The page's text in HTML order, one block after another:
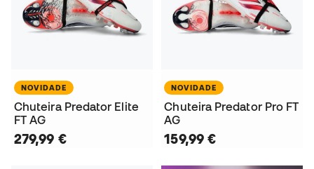
NOVIDADE
Chuteira Predator Elite
FT AG
279,99 €
NOVIDADE
Chuteira Predator Pro FT
AG
159,99 €